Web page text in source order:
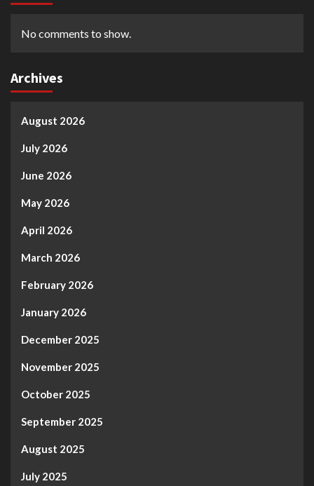
No comments to show.
Archives
August 2026
July 2026
June 2026
May 2026
April 2026
March 2026
February 2026
January 2026
December 2025
November 2025
October 2025
September 2025
August 2025
July 2025